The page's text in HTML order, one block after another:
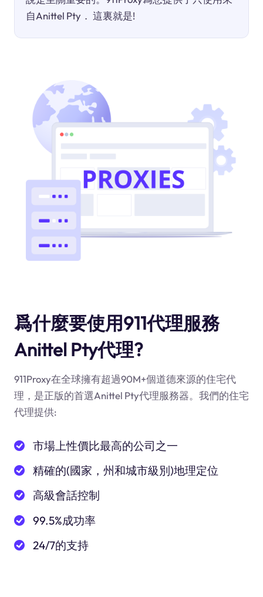
自Anittel Pty． 這裏就是!
爲什麼要使用911代理服務
Anittel Pty代理?
911Proxy在全球擁有超過90M+個道德來源的住宅代
理，是正版的首選Anittel Pty代理服務器。我們的住宅
代理提供:
市場上性價比最高的公司之一
精確的(國家，州和城市級別)地理定位
高級會話控制
99.5%成功率
24/7的支持